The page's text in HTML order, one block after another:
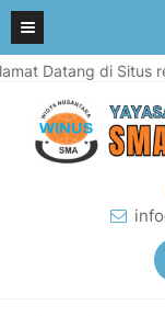
Datang di Situs